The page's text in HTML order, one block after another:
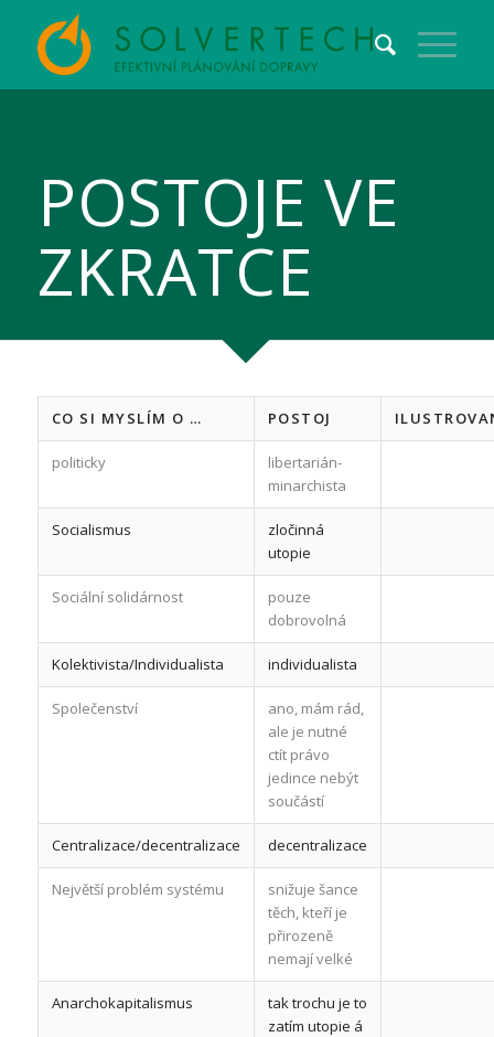
POSTOJE VE
ZKRATCE
CO SI MYSLÍM O … POSTOJ
politicky
libertarián-
minarchista
Socialismus
zločinná
utopie
Sociální solidárnost
pouze
dobrovolná
Kolektivista/Individualista individualista
Společenství
ano, mám rád,
ale je nutné
ctít právo
jedince nebýt
součástí
Centralizace/decentralizace decentralizace
Největší problém systému
snižuje šance
těch, kteří je
přirozeně
nemají velké
Anarchokapitalismus
tak trochu je to
zatím utopie á